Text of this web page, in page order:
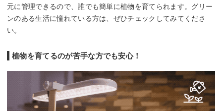
元に管理できるので、誰でも簡単に植物を育てられます。グリー
ンのある生活に憧れている方は、ぜひチェックしてみてくださ
い。
植物を育てるのが苦手な方でも安心！